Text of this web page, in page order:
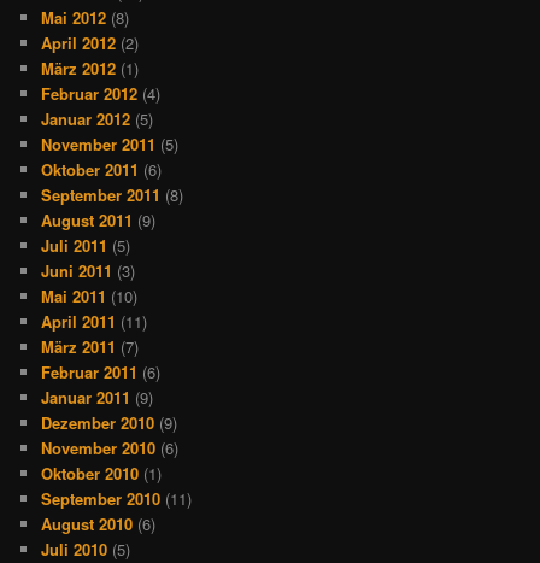
Mai 2012 (8)
April 2012 (2)
März 2012 (1)
Februar 2012 (4)
Januar 2012 (5)
November 2011 (5)
Oktober 2011 (6)
September 2011 (8)
August 2011 (9)
Juli 2011 (5)
Juni 2011 (3)
Mai 2011 (10)
April 2011 (11)
März 2011 (7)
Februar 2011 (6)
Januar 2011 (9)
Dezember 2010 (9)
November 2010 (6)
Oktober 2010 (1)
September 2010 (11)
August 2010 (6)
Juli 2010 (5)